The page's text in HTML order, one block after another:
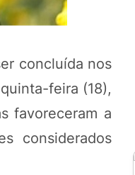
concluída nos
feira (18),
favoreceram a
considerados